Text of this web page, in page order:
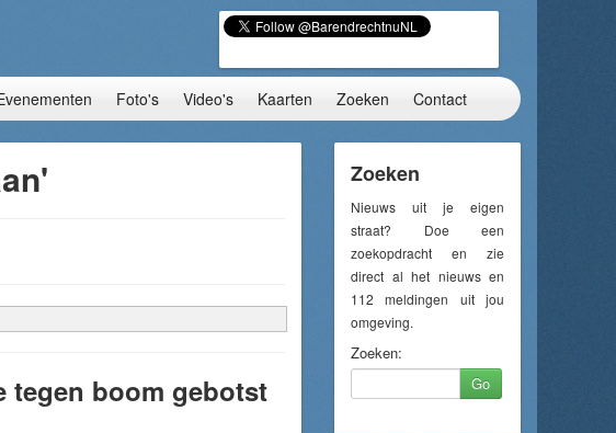
Foto's Video's Kaarten Zoeken Contact
tegen boom gebotst
Zoeken
Nieuws uit je eigen
straat? Doe een
zoekopdracht en zie
direct al het nieuws en
112 meldingen uit jou
omgeving.
Zoeken:
Go